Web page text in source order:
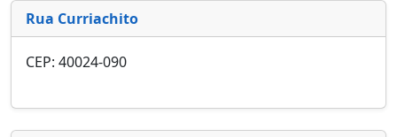
Rua Curriachito
CEP: 40024-090